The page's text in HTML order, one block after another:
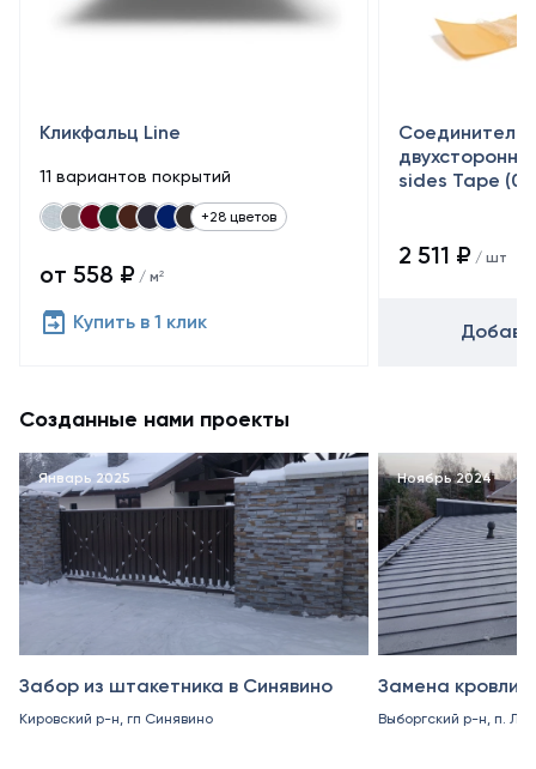
Кликфальц Line
11 вариантов покрытий
+28 цветов
от 558 ₽ / м²
Купить в 1 клик
sides Tape
2 511 ₽ / шт
Созданные нами проекты
Январь 2025
Забор из штакетника в Синявино
Кировский р-н, гп Синявино
Ноябрь 2024
Замена кровли
Выборгский р-н, п.